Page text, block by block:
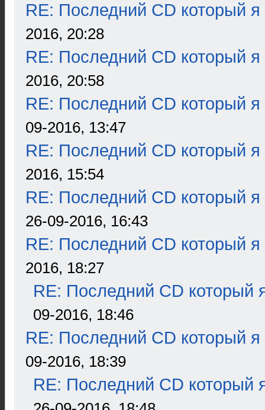
RE: Последний CD который я
2016, 20:28
RE: Последний CD который я
2016, 20:58
RE: Последний CD который я
09-2016, 13:47
RE: Последний CD который я
2016, 15:54
RE: Последний CD который я
26-09-2016, 16:43
RE: Последний CD который я
2016, 18:27
RE: Последний CD который
09-2016, 18:46
RE: Последний CD который я
09-2016, 18:39
RE: Последний CD который